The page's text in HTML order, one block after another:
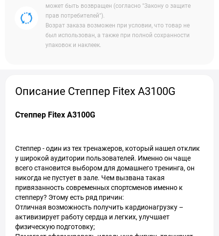
может быть возвращен (согласно "Закону о защите
прав потребителей").
Возрат заказа возможен при условии, что товар не
был использован, а также при полной сохранности
упаковок и наклеек.
Описание Степпер Fitex A3100G
Степпер Fitex A3100G
Степпер - один из тех тренажеров, который нашел отклик
у широкой аудитории пользователей. Именно он чаще
всего становится выбором для домашнего тренинга, он
никогда не пустует в зале. Чем вызвана такая
привязанность современных спортсменов именно к
степперу? Этому есть ряд причин:
Отличная возможность получить кардионагрузку –
активизирует работу сердца и легких, улучшает
физическую подготовку;